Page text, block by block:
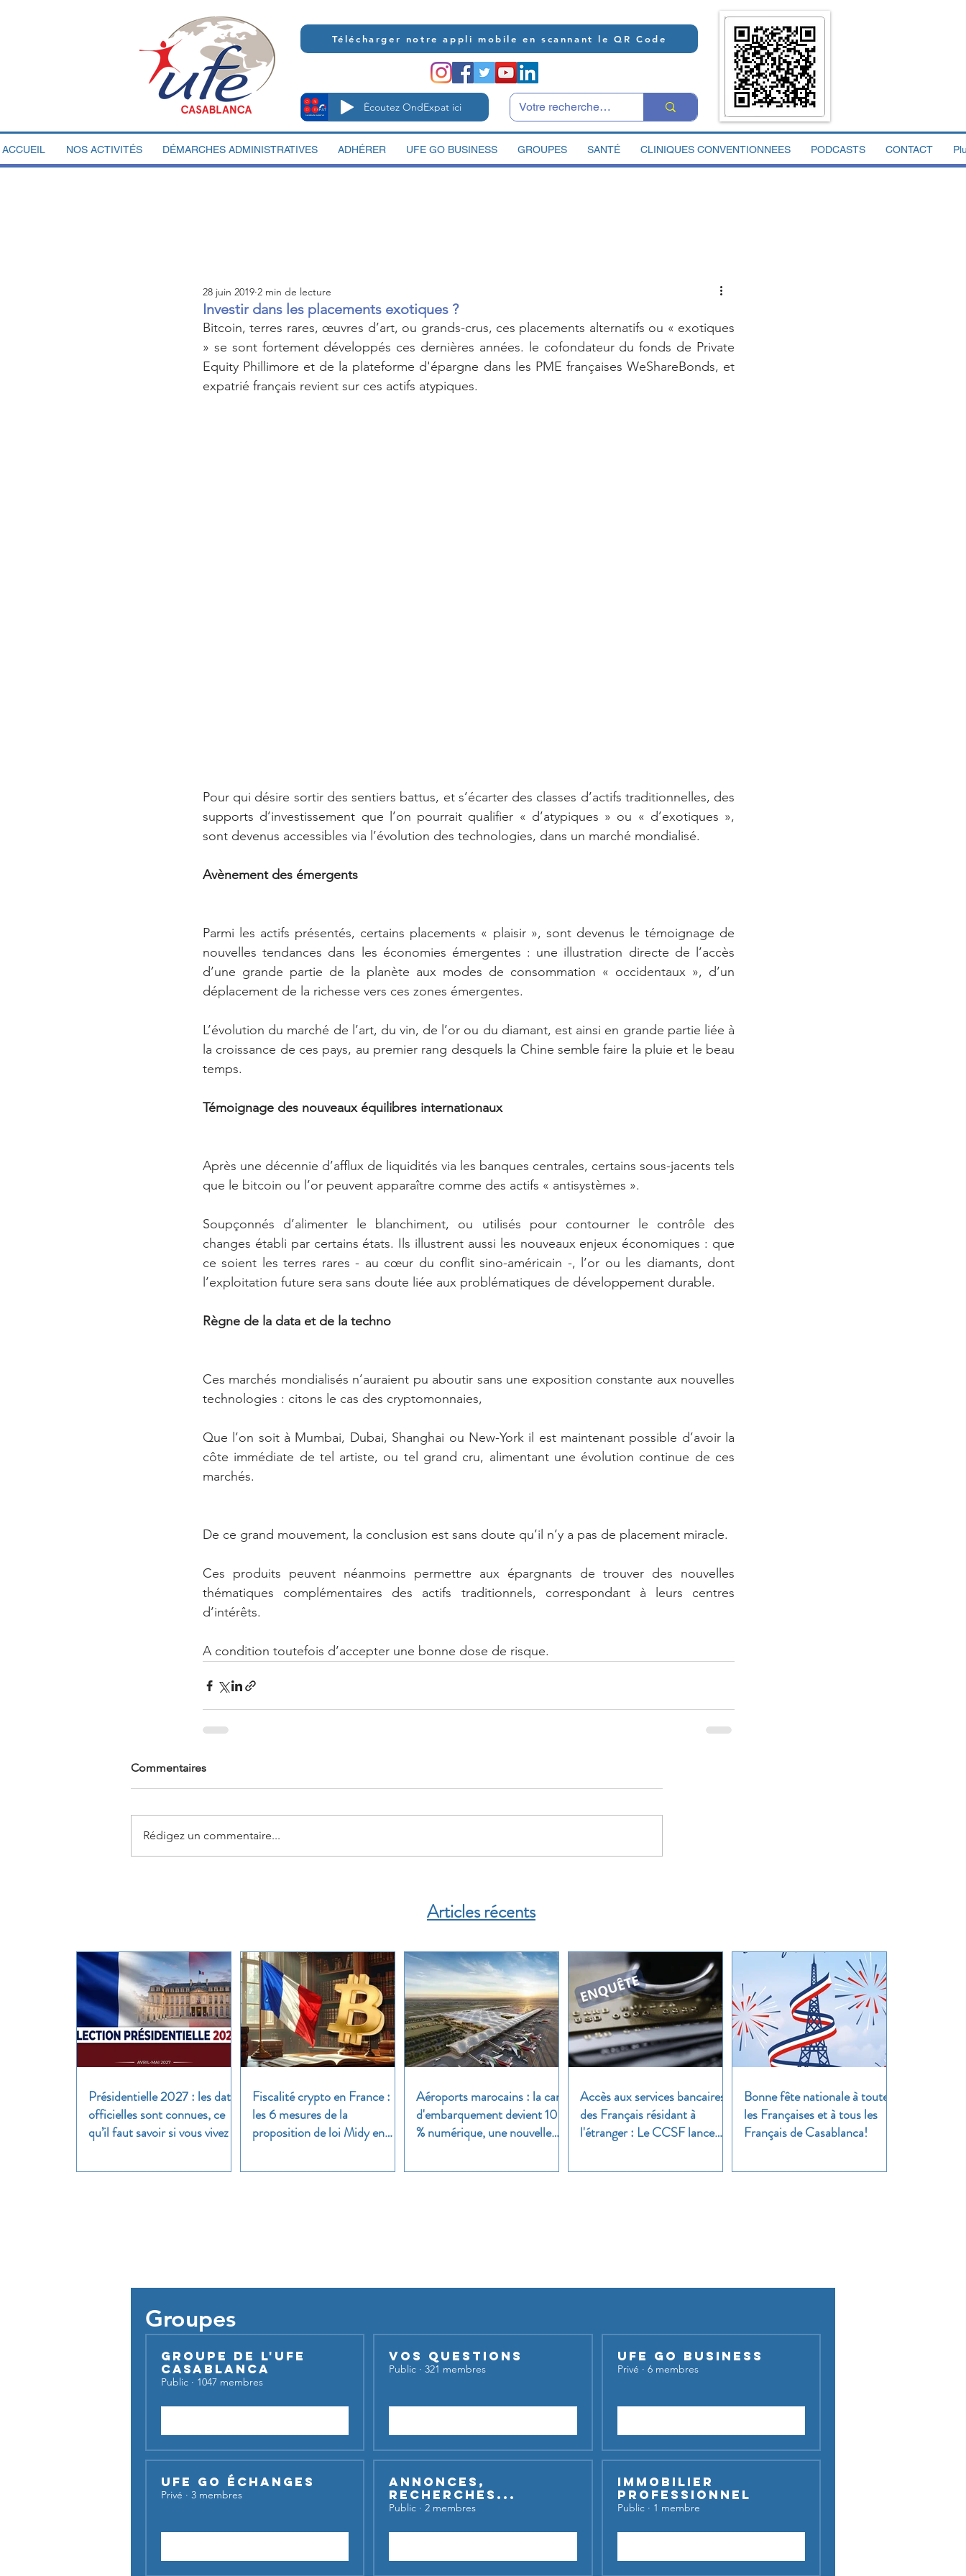
Télécharger notre appli mobile en scannant le QR Code
Écoutez OndExpat ici
ACCUEIL NOS ACTIVITÉS DÉMARCHES ADMINISTRATIVES ADHÉRER UFE GO BUSINESS GROUPES SANTÉ CLINIQUES CONVENTIONNEES PODCASTS CONTACT
Investir dans les placements exotiques ?
28 juin 2019 2 min de lecture
Bitcoin, terres rares, œuvres d’art, ou grands-crus, ces placements alternatifs ou « exotiques
» se sont fortement développés ces dernières années. le cofondateur du fonds de Private
Equity Phillimore et de la plateforme d'épargne dans les PME françaises WeShareBonds, et
expatrié français revient sur ces actifs atypiques.
Pour qui désire sortir des sentiers battus, et s’écarter des classes d’actifs traditionnelles, des
supports d’investissement que l’on pourrait qualifier « d’atypiques » ou « d’exotiques »,
sont devenus accessibles via l’évolution des technologies, dans un marché mondialisé.
Avènement des émergents
Parmi les actifs présentés, certains placements « plaisir », sont devenus le témoignage de
nouvelles tendances dans les économies émergentes : une illustration directe de l’accès
d’une grande partie de la planète aux modes de consommation « occidentaux », d’un
déplacement de la richesse vers ces zones émergentes.
L’évolution du marché de l’art, du vin, de l’or ou du diamant, est ainsi en grande partie liée à
la croissance de ces pays, au premier rang desquels la Chine semble faire la pluie et le beau
temps.
Témoignage des nouveaux équilibres internationaux
Après une décennie d’afflux de liquidités via les banques centrales, certains sous-jacents tels
que le bitcoin ou l’or peuvent apparaître comme des actifs « antisystèmes ».
Soupçonnés d’alimenter le blanchiment, ou utilisés pour contourner le contrôle des
changes établi par certains états. Ils illustrent aussi les nouveaux enjeux économiques : que
ce soient les terres rares - au cœur du conflit sino-américain -, l’or ou les diamants, dont
l’exploitation future sera sans doute liée aux problématiques de développement durable.
Règne de la data et de la techno
Ces marchés mondialisés n’auraient pu aboutir sans une exposition constante aux nouvelles
technologies : citons le cas des cryptomonnaies,
Que l’on soit à Mumbai, Dubai, Shanghai ou New-York il est maintenant possible d’avoir la
côte immédiate de tel artiste, ou tel grand cru, alimentant une évolution continue de ces
marchés.
De ce grand mouvement, la conclusion est sans doute qu’il n’y a pas de placement miracle.
Ces produits peuvent néanmoins permettre aux épargnants de trouver des nouvelles
thématiques complémentaires des actifs traditionnels, correspondant à leurs centres
d’intérêts.
A condition toutefois d’accepter une bonne dose de risque.
Commentaires
Rédigez un commentaire...
Articles récents
Présidentielle 2027 : les dates
officielles sont connues, ce
qu’il faut savoir si vous vivez à
Fiscalité crypto en France :
les 6 mesures de la
proposition de loi Midy en
Aéroports marocains : la carte
d'embarquement devient 100
% numérique, une nouvelle
du transport aérien
Accès aux services bancaires
des Français résidant à
l'étranger : Le CCSF lance
Bonne fête nationale à toutes
les Françaises et à tous les
Français de Casablanca!
Groupes
Groupe de l'UFE
Casablanca
Public · 1047 membres
Vos questions
Public · 321 membres
UFE GO BUSINESS
Privé · 6 membres
UFE Go Échanges
Privé · 3 membres
Annonces,
recherches...
Public · 2 membres
Immobilier
Professionnel
Public · 1 membre